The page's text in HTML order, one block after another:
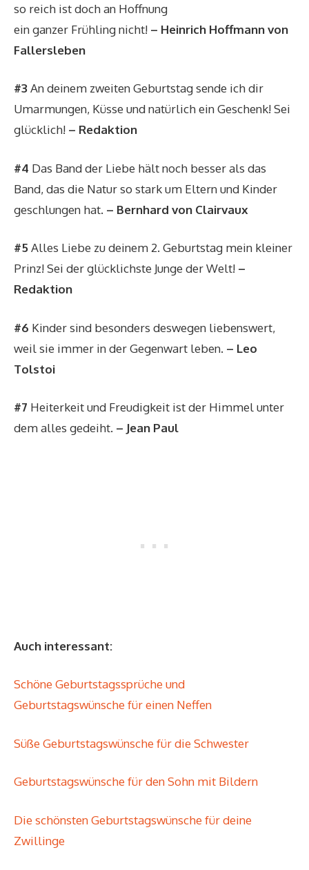
so reich ist doch an Hoffnung
ein ganzer Frühling nicht! – Heinrich Hoffmann von
Fallersleben
#3An deinem zweiten Geburtstag sende ich dir
Umarmungen, Küsse und natürlich ein Geschenk! Sei
glücklich! – Redaktion
#4 Das Band der Liebe hält noch besser als das
Band, das die Natur so stark um Eltern und Kinder
geschlungen hat. – Bernhard von Clairvaux
#5Alles Liebe zu deinem 2. Geburtstag mein kleiner
Prinz! Sei der glücklichste Junge der Welt! –
Redaktion
#6 Kinder sind besonders deswegen liebenswert,
weil sie immer in der Gegenwart leben. – Leo
Tolstoi
#7 Heiterkeit und Freudigkeit ist der Himmel unter
dem alles gedeiht. – Jean Paul
Auch interessant:
Schöne Geburtstagssprüche und
Geburtstagswünsche für einen Neffen
Süße Geburtstagswünsche für die Schwester
Geburtstagswünsche für den Sohn mit Bildern
Die schönsten Geburtstagswünsche für deine
Zwillinge